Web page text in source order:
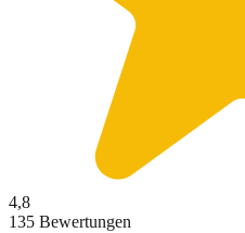
4,8
135 Bewertungen